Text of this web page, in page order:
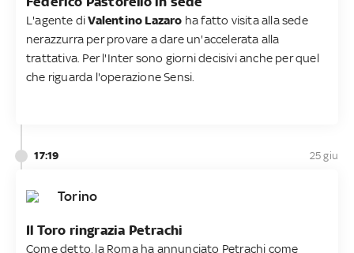
L'agente diValentino Lazaro ha fatto visita alla sede
nerazzurra per provare a dare un'accelerata alla
trattativa. Per l'Inter sono giorni decisivi anche per quel
che riguarda l'operazione Sensi.
17:19 25 giu
Torino
Il Toro ringrazia Petrachi
Come detto, la Roma ha annunciato Petrachi come